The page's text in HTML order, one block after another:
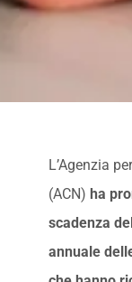
L’Agenzia
(ACN) ha
scadenza
annuale